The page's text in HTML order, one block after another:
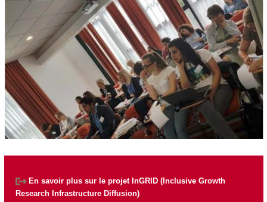
En savoir plus sur le projet InGRID (Inclusive Growth
Research Infrastructure Diffusion)